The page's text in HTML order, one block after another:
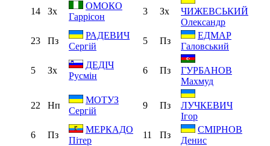
14 Зх
ОМОКО
Гаррісон
3 Зх
ЧИЖЕВСЬКИЙ
Олександр
23
Пз
РАДЕВИЧ
Сергій
5 Пз
ЕДМАР
Галовський
5 Зх
ДЕДІЧ
Русмін
6 Пз
ГУРБАНОВ
Махмуд
22 Нп
МОТУЗ
Сергій
9 Пз
ЛУЧКЕВИЧ
Ігор
6
Пз
МЕРКАДО
Пітер
11 Пз
СМІРНОВ
Денис